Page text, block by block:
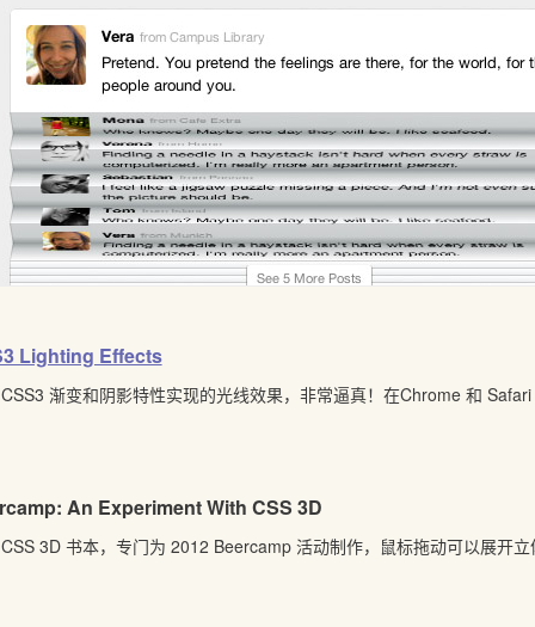
Lighting Effects
渐变和阴影特性实现的光线效果，非常逼真！在Chrome 和
An Experiment With CSS 3D
3D 书本，专门为 2012 Beercamp 活动制作，鼠标拖动可以展开